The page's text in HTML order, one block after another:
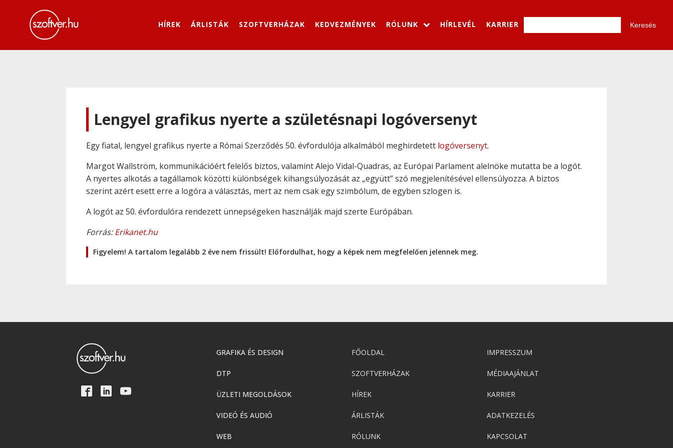
HÍREK ÁRLISTÁK SZOFTVERHÁZAK KEDVEZMÉNYEK RÓLUNK HÍRLEVÉL KARRIER
Lengyel grafikus nyerte a születésnapi logóversenyt
Egy fiatal, lengyel grafikus nyerte a Római Szerződés 50. évfordulója alkalmából meghirdetett logóversenyt.
Margot Wallström, kommunikációért felelős biztos, valamint Alejo Vidal-Quadras, az Európai Parlament alelnöke mutatta be a logót.
A nyertes alkotás a tagállamok közötti különbségek kihangsúlyozását az „együtt” szó megjelenítésével ellensúlyozza. A biztos
szerint azért esett erre a logóra a választás, mert az nem csak egy szimbólum, de egyben szlogen is.
A logót az 50. évfordulóra rendezett ünnepségeken használják majd szerte Európában.
Forrás:Erikanet.hu
Figyelem! A tartalom legalább 2 éve nem frissült! Előfordulhat, hogy a képek nem megfelelően jelennek meg.
GRAFIKA ÉS DESIGN
DTP
ÜZLETI MEGOLDÁSOK
VIDEÓ ÉS AUDIÓ
WEB
FŐOLDAL
SZOFTVERHÁZAK
HÍREK
ÁRLISTÁK
RÓLUNK
IMPRESSZUM
MÉDIAAJÁNLAT
KARRIER
ADATKEZELÉS
KAPCSOLAT